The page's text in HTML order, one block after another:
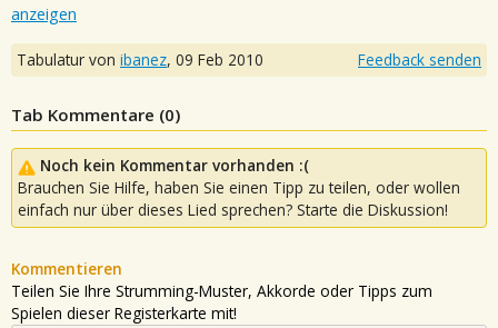
anzeigen
Tabulatur von ibanez, 09 Feb 2010 Feedback senden
Tab Kommentare (0)
Noch kein Kommentar vorhanden :(
Brauchen Sie Hilfe, haben Sie einen Tipp zu teilen, oder wollen
einfach nur über dieses Lied sprechen? Starte die Diskussion!
Kommentieren
Teilen Sie Ihre Strumming-Muster, Akkorde oder Tipps zum
Spielen dieser Registerkarte mit!